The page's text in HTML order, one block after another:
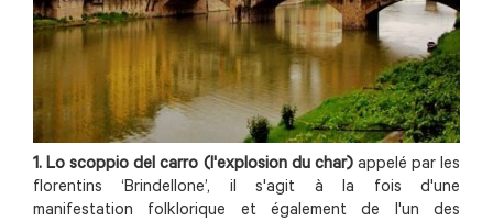
1. Lo scoppio del carro (l'explosion du char)appelé par les
florentins ‘Brindellone’, il s'agit à la fois d'une
manifestation folklorique et également de l'un des